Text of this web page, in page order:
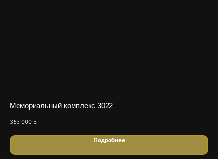
Мемориальный комплекс 3022
355 000 р.
Подробнее